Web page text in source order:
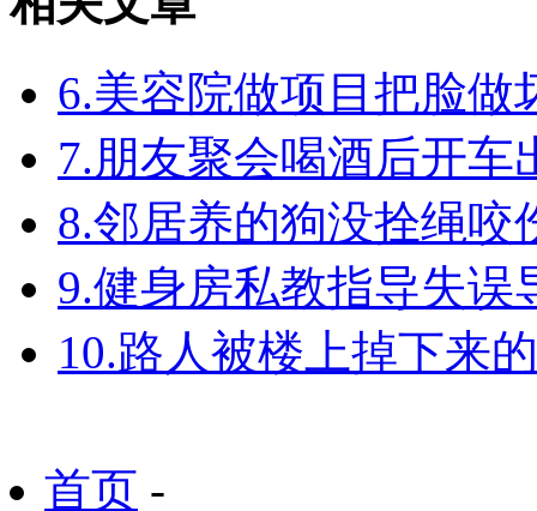
6.美容院做项目把脸做
7.朋友聚会喝酒后开
8.邻居养的狗没拴绳
9.健身房私教指导失
10.路人被楼上掉下来
首页 -